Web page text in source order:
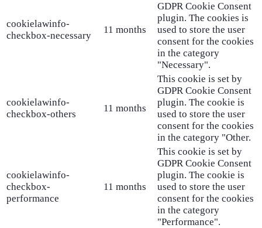
cookielawinfo-
checkbox-necessary
11 months
GDPR Cookie Consent
plugin. The cookies is
used to store the user
consent for the cookies
in the category
"Necessary".
cookielawinfo-
checkbox-others
11 months
This cookie is set by
GDPR Cookie Consent
plugin. The cookie is
used to store the user
consent for the cookies
in the category "Other.
cookielawinfo-
checkbox-
performance
11 months
This cookie is set by
GDPR Cookie Consent
plugin. The cookie is
used to store the user
consent for the cookies
in the category
"Performance".